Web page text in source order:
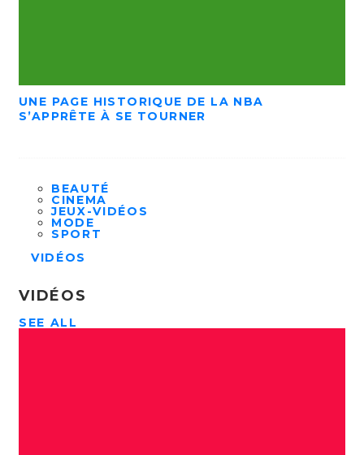
UNE PAGE HISTORIQUE DE LA NBA
S’APPRÊTE À SE TOURNER
BEAUTÉ
CINEMA
JEUX-VIDÉOS
MODE
SPORT
VIDÉOS
VIDÉOS
SEE ALL